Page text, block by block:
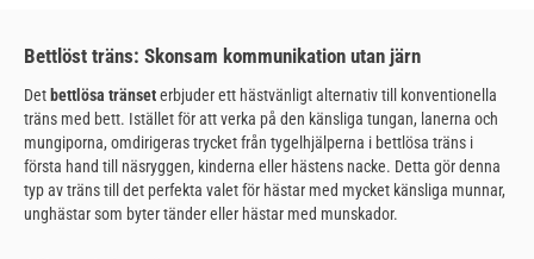
Bettlöst träns: Skonsam kommunikation utan järn
Det bettlösa tränseterbjuder ett hästvänligt alternativ till konventionella
träns med bett. Istället för att verka på den känsliga tungan, lanerna och
mungiporna, omdirigeras trycket från tygelhjälperna i bettlösa träns i
första hand till näsryggen, kinderna eller hästens nacke. Detta gör denna
typ av träns till det perfekta valet för hästar med mycket känsliga munnar,
unghästar som byter tänder eller hästar med munskador.